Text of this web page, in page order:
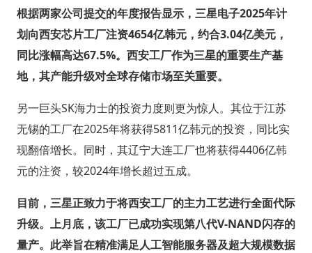
根据两家公司提交的年度报告显示，三星电子2025年计
划向西安芯片工厂注资4654亿韩元，约合3.04亿美元，
同比涨幅高达67.5%。西安工厂作为三星的重要生产基
地，其产能升级对全球存储市场至关重要。
另一巨头SK海力士的投资力度则更为惊人。其位于江苏
无锡的工厂在2025年将获得5811亿韩元的投资，同比实
现翻倍增长。同时，其辽宁大连工厂也将获得4406亿韩
元的注资，较2024年增长超过五成。
目前，三星正致力于将西安工厂的主力工艺进行全面代际
升级。上月底，该工厂已成功实现第八代V-NAND闪存的
量产。此举旨在精准满足人工智能服务器及超大规模数据